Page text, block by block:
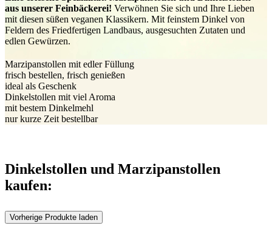
aus unserer Feinbäckerei! Verwöhnen Sie sich und Ihre Lieben
mit diesen süßen veganen Klassikern. Mit feinstem Dinkel von
Feldern des Friedfertigen Landbaus, ausgesuchten Zutaten und
edlen Gewürzen.
Marzipanstollen mit edler Füllung
frisch bestellen, frisch genießen
ideal als Geschenk
Dinkelstollen mit viel Aroma
mit bestem Dinkelmehl
nur kurze Zeit bestellbar
Dinkelstollen und Marzipanstollen
kaufen:
Vorherige Produkte laden